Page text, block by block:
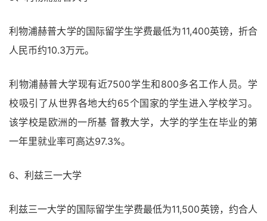
利物浦赫普大学的国际留学生学费最低为11,400英镑，折合
人民币约10.3万元。
利物浦赫普大学现有近7500学生和800多名工作人员。学
校吸引了从世界各地大约65个国家的学生进入学校学习。
该学校是欧洲的一所基 督教大学，大学的学生在毕业的第
一年里就业率可高达97.3%。
6、利兹三一大学
利兹三一大学的国际留学生学费最低为11,500英镑，约合人